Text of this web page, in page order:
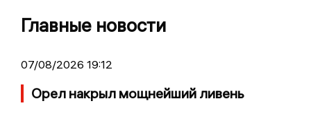
Главные новости
07/08/2026 19:12
Орел накрыл мощнейший ливень